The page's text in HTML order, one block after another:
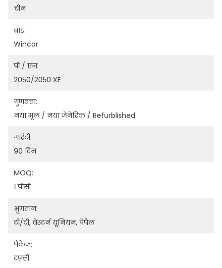
चीन
ब्रांड:
Wincor
पी / एन:
2050/2050 XE
गुणवत्ता:
नया मूल / नया जेनेरिक / Refurblished
गारंटी:
90 दिन
MOQ:
1 पीसी
भुगतान:
टी/टी, वेस्टर्न यूनियन, पेपैल
पैकेज:
दफ़्ती